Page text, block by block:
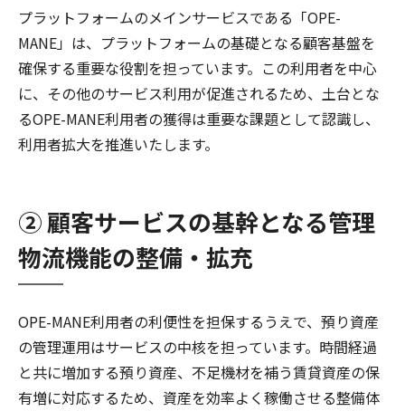
プラットフォームのメインサービスである「OPE-
MANE」は、プラットフォームの基礎となる顧客基盤を
確保する重要な役割を担っています。この利用者を中心
に、その他のサービス利用が促進されるため、土台とな
るOPE-MANE利用者の獲得は重要な課題として認識し、
利用者拡大を推進いたします。
② 顧客サービスの基幹となる管理
物流機能の整備・拡充
OPE-MANE利用者の利便性を担保するうえで、預り資産
の管理運用はサービスの中核を担っています。時間経過
と共に増加する預り資産、不足機材を補う賃貸資産の保
有増に対応するため、資産を効率よく稼働させる整備体